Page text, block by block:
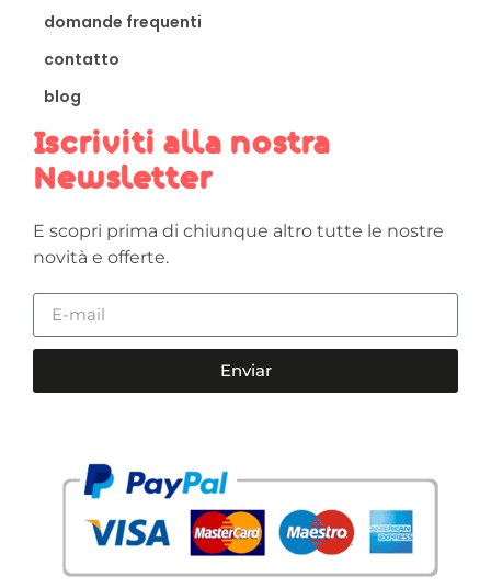
domande frequenti
contatto
blog
Iscriviti alla nostra
Newsletter
E scopri prima di chiunque altro tutte le nostre
novità e offerte.
Enviar